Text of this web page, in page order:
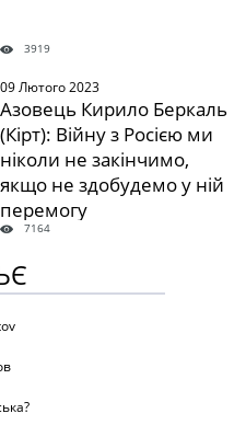
3919
09 Лютого 2023
Азовець Кирило Беркаль
(Кірт): Війну з Росією ми
ніколи не закінчимо,
якщо не здобудемо у ній
перемогу
7164